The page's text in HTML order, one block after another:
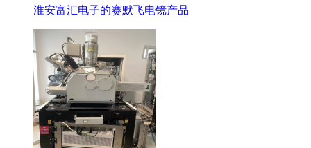
淮安富汇电子的赛默飞电镜产品